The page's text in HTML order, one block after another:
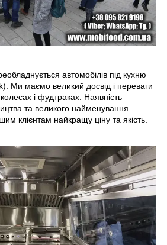
автомобілів під кухню
Ми маємо великий досвід і переваги
і фудтраках. Наявність
та великого найменування
клієнтам найкращу ціну та якість.